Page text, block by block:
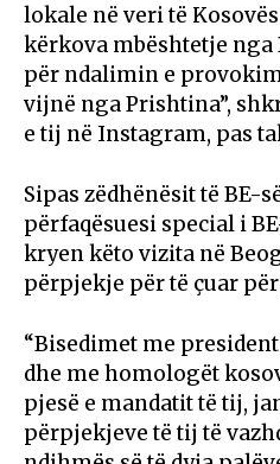
lokale në veri të
kërkova mbështetje
për ndalimin e
vijnë nga Prishtina”,
e tij në Instagram, pas
Sipas zëdhënësit të BE-
përfaqësuesi special i
kryen këto vizita në
përpjekje për të çuar
“Bisedimet me
dhe me homologët
pjesë e mandatit të tij,
përpjekjeve të tij të